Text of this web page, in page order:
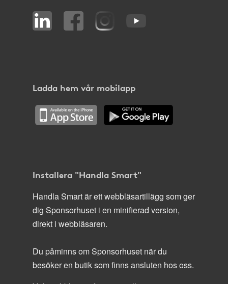
Ladda hem vår mobilapp
Installera "Handla Smart"
Handla Smart är ett webbläsartillägg som ger
dig Sponsorhuset i en minifierad version,
direkt i webbläsaren.
Du påminns om Sponsorhuset när du
besöker en butik som finns ansluten hos oss.